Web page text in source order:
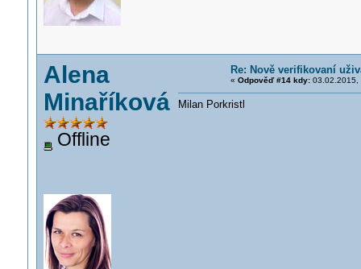
Alena
Minaříková
Offline
Re: Nově verifikovaní
« Odpověď #14 kdy:03.02.2015,
Milan Porkristl